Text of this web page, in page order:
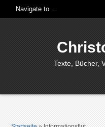
Texte, Bücher,